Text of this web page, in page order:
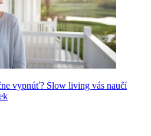
vypnúť? Slow living vás naučí